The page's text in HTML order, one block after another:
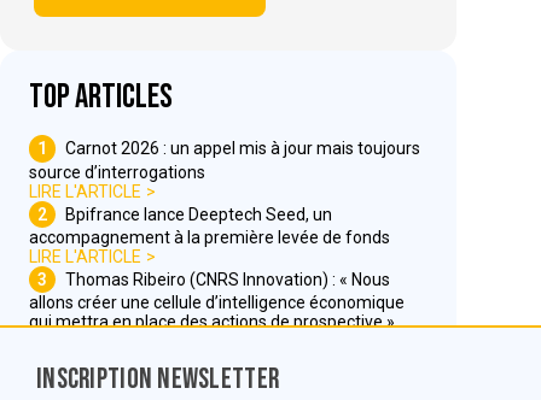
Top articles
1
Carnot 2026 : un appel mis à jour mais toujours
source d’interrogations
LIRE L'ARTICLE
2
Bpifrance lance Deeptech Seed, un
accompagnement à la première levée de fonds
LIRE L'ARTICLE
3
Thomas Ribeiro (CNRS Innovation) : « Nous
allons créer une cellule d’intelligence économique
qui mettra en place des actions de prospective »
Inscription Newsletter